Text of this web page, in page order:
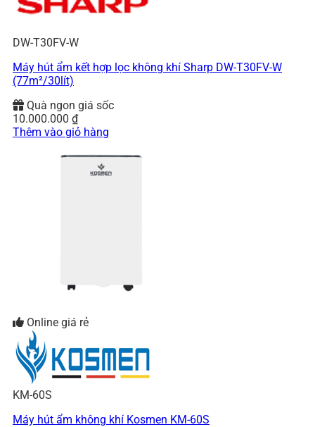
DW-T30FV-W
Máy hút ẩm kết hợp lọc không khí Sharp DW-T30FV-W
(77m²/30lít)
Quà ngon giá sốc
10.000.000 ₫
Thêm vào giỏ hàng
Online giá rẻ
KM-60S
Máy hút ẩm không khí Kosmen KM-60S